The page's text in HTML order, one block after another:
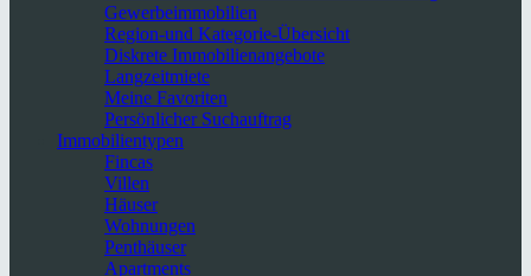
Gewerbeimmobilien
Region-und Kategorie-Übersicht
Diskrete Immobilienangebote
Langzeitmiete
Meine Favoriten
Persönlicher Suchauftrag
Immobilientypen
Fincas
Villen
Häuser
Wohnungen
Penthäuser
Apartments